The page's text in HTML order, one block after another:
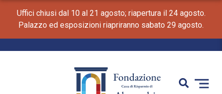
Uffici chiusi dal 10 al 21 agosto; riapertura il 24 agosto.
Palazzo ed esposizioni riapriranno sabato 29 agosto.